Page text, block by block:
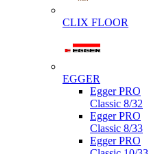
CLIX FLOOR
EGGER
Egger PRO
Classic 8/32
Egger PRO
Classic 8/33
Egger PRO